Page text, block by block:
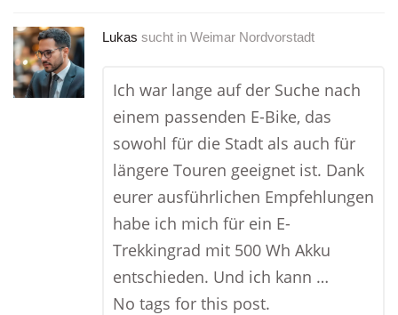
Lukas sucht in Weimar Nordvorstadt
Ich war lange auf der Suche nach
einem passenden E-Bike, das
sowohl für die Stadt als auch für
längere Touren geeignet ist. Dank
eurer ausführlichen Empfehlungen
habe ich mich für ein E-
Trekkingrad mit 500 Wh Akku
entschieden. Und ich kann …
No tags for this post.